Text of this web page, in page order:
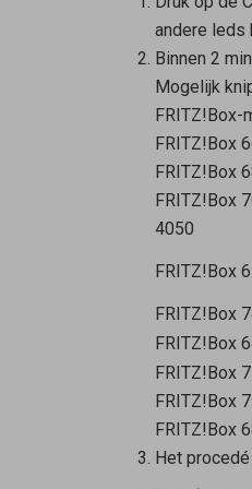
andere leds
Binnen 2
Mogelijk
FRITZ!Box-
FRITZ!Box
FRITZ!Box
FRITZ!Box
4050
FRITZ!Box
FRITZ!Box
FRITZ!Box
FRITZ!Box
FRITZ!Box
FRITZ!Box
Het